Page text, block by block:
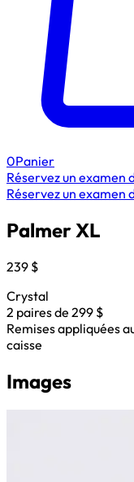
0Panier
Réservez un examen
Réservez un examen
Palmer XL
239 $
Crystal
2 paires de 299 $
Remises appliquées
caisse
Images